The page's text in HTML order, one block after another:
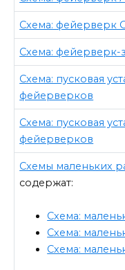
Схема: фейерверк
Схема: фейерверк-
Схема: пусковая
фейерверков
Схема: пусковая
фейерверков
Схемы маленьких
содержат:
Схема:
Схема:
Схема: